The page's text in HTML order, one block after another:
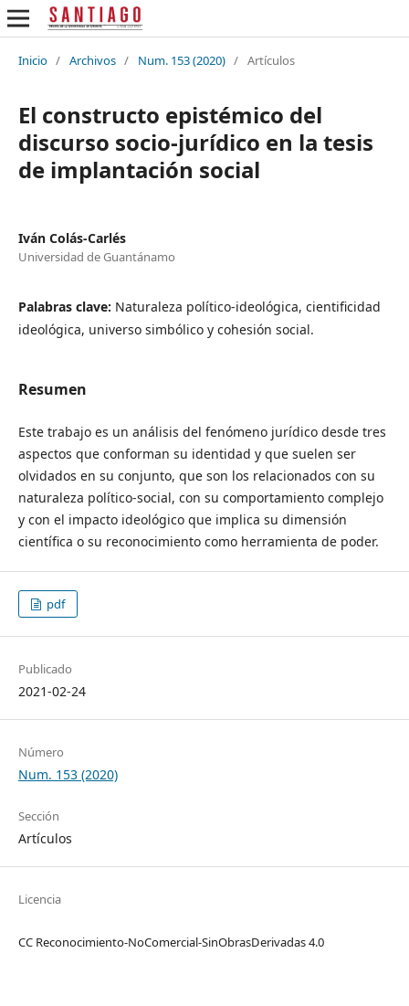
Inicio / Archivos / Num. 153 (2020) / Artículos
El constructo epistémico del
discurso socio-jurídico en la tesis
de implantación social
Iván Colás-Carlés
Universidad de Guantánamo
Palabras clave: Naturaleza político-ideológica, cientificidad
ideológica, universo simbólico y cohesión social.
Resumen
Este trabajo es un análisis del fenómeno jurídico desde tres
aspectos que conforman su identidad y que suelen ser
olvidados en su conjunto, que son los relacionados con su
naturaleza político-social, con su comportamiento complejo
y con el impacto ideológico que implica su dimensión
científica o su reconocimiento como herramienta de poder.
pdf
Publicado
2021-02-24
Número
Num. 153 (2020)
Sección
Artículos
Licencia
CC Reconocimiento-NoComercial-SinObrasDerivadas 4.0